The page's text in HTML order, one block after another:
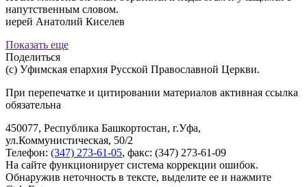
напутственным словом.
иерей Анатолий Киселев
Показать еще
Поделиться
(с) Уфимская епархия Русской Православной Церкви.
При перепечатке и цитировании материалов активная ссылка
обязательна
450077, Республика Башкортостан, г.Уфа,
ул.Коммунистическая, 50/2
Телефон: (347) 273-61-05, факс: (347) 273-61-09
На сайте функционирует система коррекции ошибок.
Обнаружив неточность в тексте, выделите ее и нажмите